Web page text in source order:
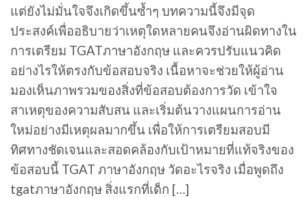
แต่ยังไม่มั่นใจจึงเกิดขึ้นซ้ำๆ บทความนี้จึงมีจุด
ประสงค์เพื่ออธิบายว่าเหตุใดหลายคนจึงอ่านผิดทางใน
การเตรียม TGATภาษาอังกฤษ และควรปรับแนวคิด
อย่างไรให้ตรงกับข้อสอบจริง เนื้อหาจะช่วยให้ผู้อ่าน
มองเห็นภาพรวมของสิ่งที่ข้อสอบต้องการวัด เข้าใจ
สาเหตุของความสับสน และเริ่มต้นวางแผนการอ่าน
ใหม่อย่างมีเหตุผลมากขึ้น เพื่อให้การเตรียมสอบมี
ทิศทางชัดเจนและสอดคล้องกับเป้าหมายที่แท้จริงของ
ข้อสอบนี้ TGAT ภาษาอังกฤษ วัดอะไรจริง เมื่อพูดถึง
tgatภาษาอังกฤษ สิ่งแรกที่เด็ก […]